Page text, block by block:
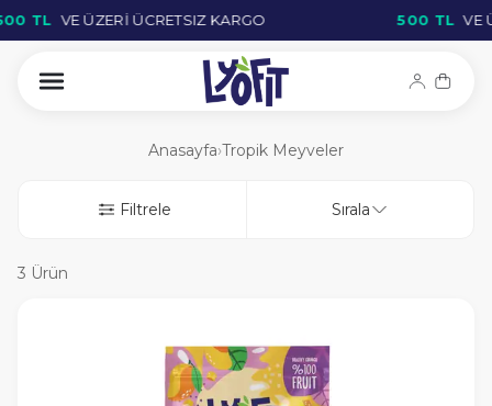
TL VE ÜZERİ ÜCRETSIZ KARGO 500 TL VE
Anasayfa›Tropik Meyveler
Filtrele Sırala
3 Ürün